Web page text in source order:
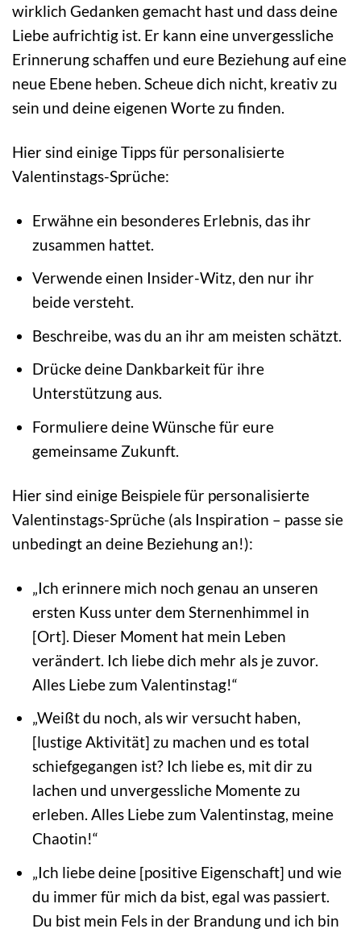
wirklich Gedanken gemacht hast und dass deine
Liebe aufrichtig ist. Er kann eine unvergessliche
Erinnerung schaffen und eure Beziehung auf eine
neue Ebene heben. Scheue dich nicht, kreativ zu
sein und deine eigenen Worte zu finden.
Hier sind einige Tipps für personalisierte
Valentinstags-Sprüche:
Erwähne ein besonderes Erlebnis, das ihr
zusammen hattet.
Verwende einen Insider-Witz, den nur ihr
beide versteht.
Beschreibe, was du an ihr am meisten schätzt.
Drücke deine Dankbarkeit für ihre
Unterstützung aus.
Formuliere deine Wünsche für eure
gemeinsame Zukunft.
Hier sind einige Beispiele für personalisierte
Valentinstags-Sprüche (als Inspiration – passe sie
unbedingt an deine Beziehung an!):
„Ich erinnere mich noch genau an unseren
ersten Kuss unter dem Sternenhimmel in
[Ort]. Dieser Moment hat mein Leben
verändert. Ich liebe dich mehr als je zuvor.
Alles Liebe zum Valentinstag!“
„Weißt du noch, als wir versucht haben,
[lustige Aktivität] zu machen und es total
schiefgegangen ist? Ich liebe es, mit dir zu
lachen und unvergessliche Momente zu
erleben. Alles Liebe zum Valentinstag, meine
Chaotin!“
„Ich liebe deine [positive Eigenschaft] und wie
du immer für mich da bist, egal was passiert.
Du bist mein Fels in der Brandung und ich bin